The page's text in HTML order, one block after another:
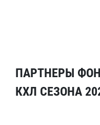
ПАРТНЕРЫ
КХЛ СЕЗОНА